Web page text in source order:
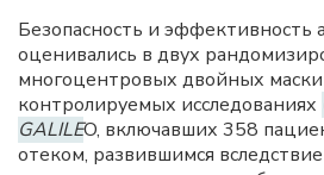
Безопасность и эффективность
оценивались в двух
многоцентровых двойных
контролируемых исследованиях
GALILEO, включавших 358
отеком, развившимся